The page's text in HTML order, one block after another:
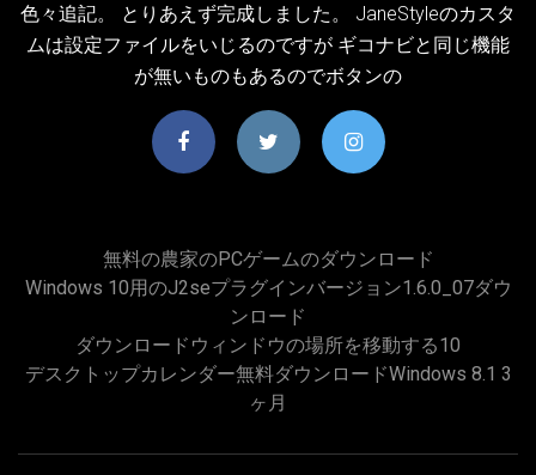
色々追記。 とりあえず完成しました。 JaneStyleのカスタ
ムは設定ファイルをいじるのですが ギコナビと同じ機能
が無いものもあるのでボタンの
無料の農家のPCゲームのダウンロード
Windows 10用のj2seプラグインバージョン1.6.0_07ダウ
ンロード
ダウンロードウィンドウの場所を移動する10
デスクトップカレンダー無料ダウンロードWindows 8.1 3
ヶ月